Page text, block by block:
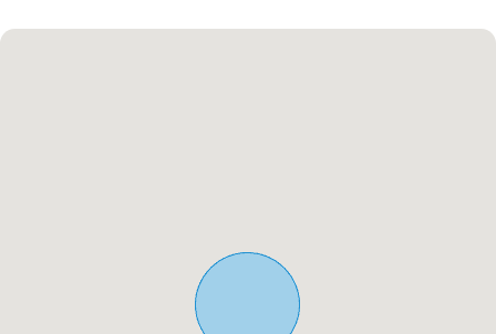
experimentó una completa y extensa propiedad
La casa está diseñada para ofrecer privacidad absoluta a
los propietarios, al tiempo que ofrece lujo